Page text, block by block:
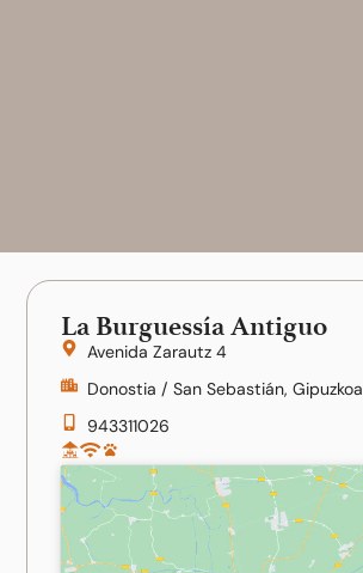
La Burguessía Antiguo
Avenida Zarautz 4
Donostia / San Sebastián, Gipuzkoa
943311026